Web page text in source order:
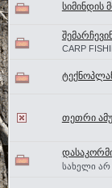
სიმინდის
CARP
თეთრი
სახელი არ